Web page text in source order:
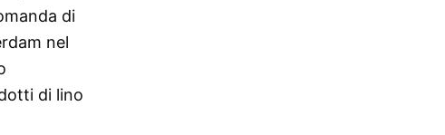
di
nel
di lino